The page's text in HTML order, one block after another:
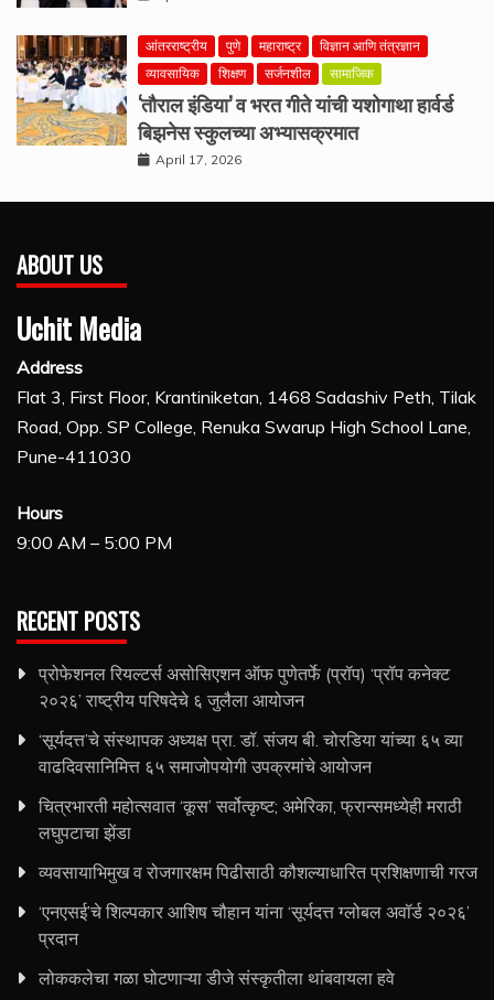
आंतरराष्ट्रीय पुणे महाराष्ट्र
विज्ञान आणि तंत्रज्ञान
व्यावसायिक
शिक्षण सर्जनशील सामाजिक
‘तौराल इंडिया’ व भरत गीते यांची यशोगाथा हार्वर्ड
बिझनेस स्कुलच्या अभ्यासक्रमात
April 17, 2026
ABOUT US
Uchit Media
Address
Flat 3, First Floor, Krantiniketan, 1468 Sadashiv Peth, Tilak
Road, Opp. SP College, Renuka Swarup High School Lane,
Pune-411030
Hours
9:00 AM – 5:00 PM
RECENT POSTS
प्रोफेशनल रियल्टर्स असोसिएशन ऑफ पुणेतर्फे (प्रॉप) ‘प्रॉप कनेक्ट
२०२६’ राष्ट्रीय परिषदेचे ६ जुलैला आयोजन
‘सूर्यदत्त’चे संस्थापक अध्यक्ष प्रा. डॉ. संजय बी. चोरडिया यांच्या ६५ व्या
वाढदिवसानिमित्त ६५ समाजोपयोगी उपक्रमांचे आयोजन
चित्रभारती महोत्सवात ‘कूस’ सर्वोत्कृष्ट; अमेरिका, फ्रान्समध्येही मराठी
लघुपटाचा झेंडा
व्यवसायाभिमुख व रोजगारक्षम पिढीसाठी कौशल्याधारित प्रशिक्षणाची गरज
‘एनएसई’चे शिल्पकार आशिष चौहान यांना ‘सूर्यदत्त ग्लोबल अवॉर्ड २०२६’
प्रदान
लोककलेचा गळा घोटणाऱ्या डीजे संस्कृतीला थांबवायला हवे